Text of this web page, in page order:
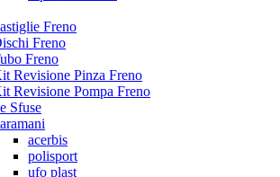
Freno
Freno
Freno
Revisione Pinza Freno
Revisione Pompa Freno
Sfuse
acerbis
polisport
ufo plast